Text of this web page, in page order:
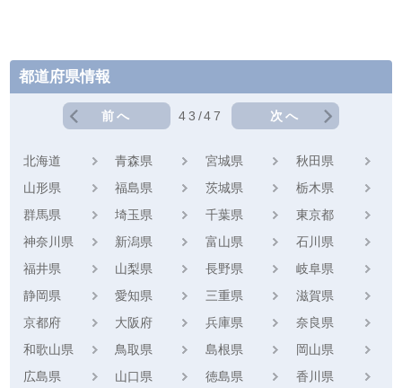
都道府県情報
前へ 43/47 次へ
北海道 青森県 宮城県
秋田県
山形県
福島県 茨城県
栃木県
群馬県
埼玉県 千葉県
東京都
神奈川県
新潟県 富山県
石川県
福井県
山梨県 長野県
岐阜県
静岡県
愛知県 三重県
滋賀県
京都府
大阪府 兵庫県
奈良県
和歌山県
鳥取県 島根県
岡山県
広島県
山口県 徳島県 香川県